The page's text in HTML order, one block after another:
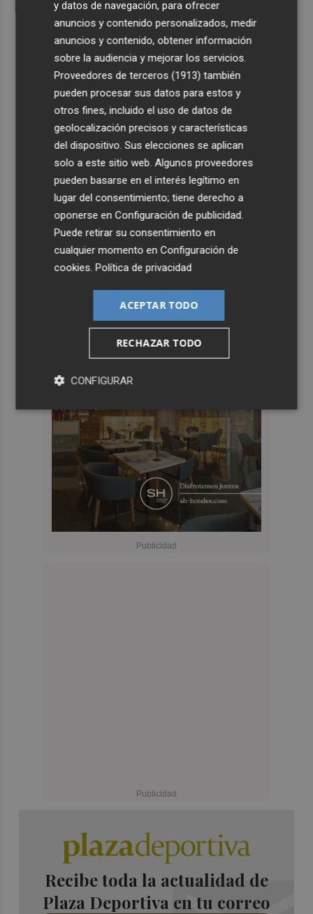
Recibe toda la actualidad de
Plaza Deportiva en tu correo
y datos de navegación, para ofrecer
anuncios y contenido personalizados, medir
anuncios y contenido, obtener información
sobre la audiencia y mejorar los servicios.
Proveedores de terceros (1913) también
pueden procesar sus datos para estos y
otros fines, incluido el uso de datos de
geolocalización precisos y características
del dispositivo. Sus elecciones se aplican
solo a este sitio web. Algunos proveedores
pueden basarse en el interés legítimo en
lugar del consentimiento; tiene derecho a
oponerse enConfiguración de publicidad
Puede retirar su consentimiento en
cualquier momento enConfiguración de
cookies .Política de privacidad
ACEPTAR TODO
RECHAZAR TODO
CONFIGURAR